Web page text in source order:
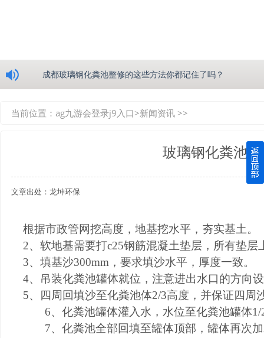
成都玻璃钢化粪池整修的这些方法你都记住了吗？
四川玻璃钢化粪池逐渐取代传统玻璃钢化粪池的这几点原因
关于重庆玻璃钢化粪池的这些基础知识你都记住了吗？
四川玻璃钢化粪池选购时应该如何进行挑选？
在安装绵阳玻璃钢化粪池时可能遇到这些难题
使用成都玻璃钢化粪池的七大好处你都记住了吗？
当前位置： ag九游会登录j9入口>新闻资讯 >>
玻璃钢化粪池
文章出处：龙坤环保
根据市政管网挖高度，地基挖水平，夯实基土。
2、软地基需要打c25钢筋混凝土垫层，所有垫层
3、填基沙300mm ，要求填沙水平，厚度一致。
4、吊装化粪池罐体就位，注意进出水口的方向
5、 四周回填沙至化粪池体2/3高度，并保证四周
6、化粪池罐体灌入水，水位至化粪池罐体1/
7、 化粪池全部回填至罐体顶部 ，罐体再次